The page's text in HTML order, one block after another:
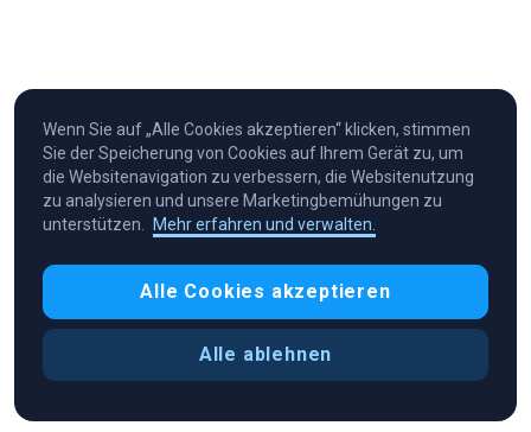
Cryptocurrency in Every Wallet™
Wenn Sie auf „Alle Cookies akzeptieren“ klicken, stimmen
Sie der Speicherung von Cookies auf Ihrem Gerät zu, um
die Websitenavigation zu verbessern, die Websitenutzung
zu analysieren und unsere Marketingbemühungen zu
unterstützen.
Mehr erfahren und verwalten.
Alle Cookies akzeptieren
Alle ablehnen